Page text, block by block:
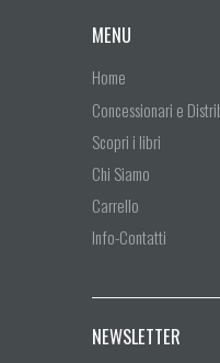
MENU
Home
Concessionari e
Scopri i libri
Chi Siamo
Carrello
Info-Contatti
NEWSLETTER